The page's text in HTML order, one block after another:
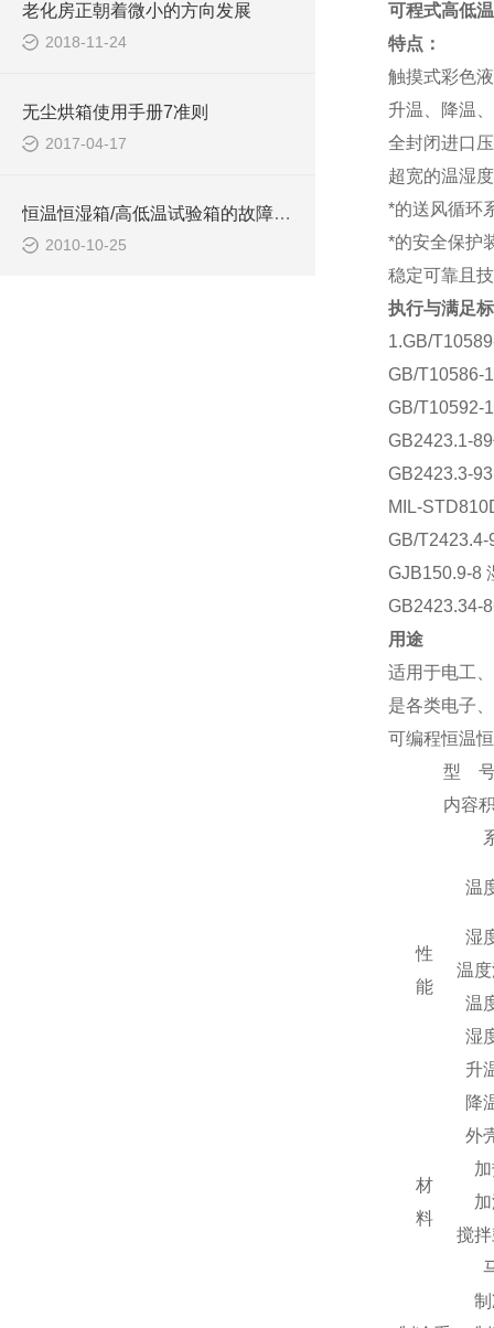
老化房正朝着微小的方向发展
2018-11-24
无尘烘箱使用手册7准则
2017-04-17
恒温恒湿箱/高低温试验箱的故障分析
2010-10-25
可程式高低
特点：
触摸式彩色
升温、降温
全封闭进口
超宽的温湿
*的送风循环
*的安全保护
稳定可靠且
执行与满足
1.GB/
GB/T10586-
GB/T10592-
GB2423.1-
GB2423.3-
MIL-
GB/
GJB150.9-8
GB2423.34-
用途
适用于电工
是各类电子
可编程恒温
型
内容
性
能
温
湿
温
温
湿
升
降
材
料
外
搅